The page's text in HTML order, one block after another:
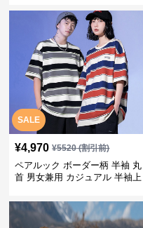
SALE
¥4,970 ¥5520(割引前)
ペアルック ボーダー柄 半袖 丸
首 男女兼用 カジュアル 半袖上